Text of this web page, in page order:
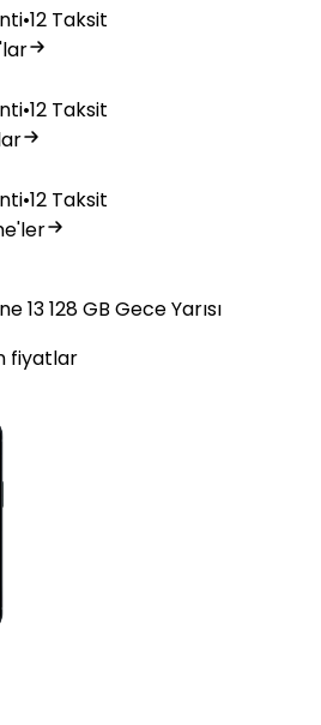
•12 Taksit
•12 Taksit
•12 Taksit
13 128 GB Gece Yarısı
fiyatlar